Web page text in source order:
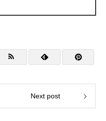
Next post